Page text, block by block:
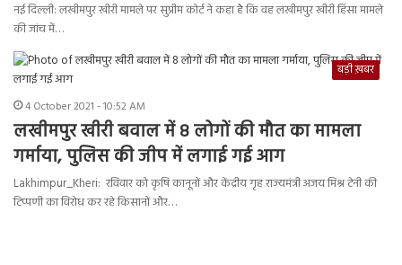
नई दिल्ली: लखीमपुर खीरी मामले पर सुप्रीम कोर्ट ने कहा है कि वह लखीमपुर खीरी हिंसा मामले
की जांच में…
बड़ी ख़बर
4 October 2021 - 10:52 AM
लखीमपुर खीरी बवाल में 8 लोगों की मौत का मामला
गर्माया, पुलिस की जीप में लगाई गई आग
Lakhimpur_Kheri: रविवार को कृषि कानूनों और केंद्रीय गृह राज्यमंत्री अजय मिश्र टेनी की
टिप्पणी का विरोध कर रहे किसानों और…